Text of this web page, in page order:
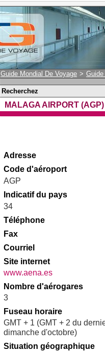
Guide Mondial De Voyage >
Recherchez
MALAGA AIRPORT (AGP)
Adresse
Code d'aéroport
AGP
Indicatif du pays
34
Téléphone
Fax
Courriel
Site internet
www.aena.es
Nombre d'aérogares
3
Fuseau horaire
GMT + 1 (GMT + 2 du
dimanche d'octobre)
Situation géographique